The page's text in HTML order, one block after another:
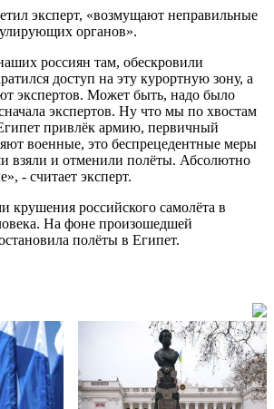
эксперт, «возмущают неправильные
органов».
россиян там, обескровили
доступ на эту курортную зону, а
экспертов. Может быть, надо было
экспертов. Ну что мы по хвостам
привлёк армию, первичный
военные, это беспрецедентные меры
взяли и отменили полёты. Абсолютно
- считает эксперт.
российского самолёта в
На фоне произошедшей
полёты в Египет.